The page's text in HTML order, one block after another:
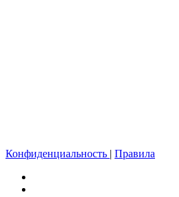
Конфиденциальность | Правила